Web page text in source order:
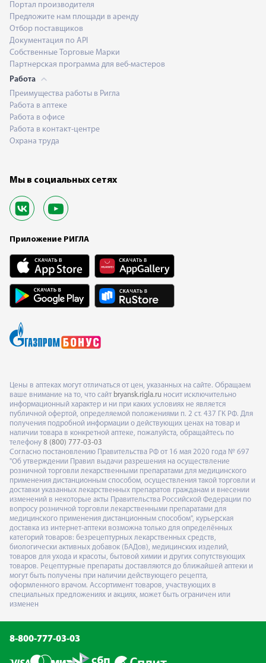
Портал производителя
Предложите нам площади в аренду
Отбор поставщиков
Документация по API
Собственные Торговые Марки
Партнерская программа для веб-мастеров
Работа
Преимущества работы в Ригла
Работа в аптеке
Работа в офисе
Работа в контакт-центре
Охрана труда
Мы в социальных сетях
Приложение РИГЛА
Цены в аптеках могут отличаться от цен, указанных на сайте. Обращаем
ваше внимание на то, что сайт bryansk.rigla.ru носит исключительно
информационный характер и ни при каких условиях не является
публичной офертой, определяемой положениями п. 2 ст. 437 ГК РФ. Для
получения подробной информации о действующих ценах на товар и
наличии товара в конкретной аптеке, пожалуйста, обращайтесь по
телефону 8 (800) 777-03-03
Согласно постановлению Правительства РФ от 16 мая 2020 года № 697
"Об утверждении Правил выдачи разрешения на осуществление
розничной торговли лекарственными препаратами для медицинского
применения дистанционным способом, осуществления такой торговли и
доставки указанных лекарственных препаратов гражданам и внесении
изменений в некоторые акты Правительства Российской Федерации по
вопросу розничной торговли лекарственными препаратами для
медицинского применения дистанционным способом", курьерская
доставка из интернет-аптеки возможна только для определённых
категорий товаров: безрецептурных лекарственных средств,
биологически активных добавок (БАДов), медицинских изделий,
товаров для ухода и красоты, бытовой химии и других сопутствующих
товаров. Рецептурные препараты доставляются до ближайшей аптеки и
могут быть получены при наличии действующего рецепта,
оформленного врачом. Ассортимент товаров, участвующих в
специальных предложениях и акциях, может быть ограничен или
изменен
8-800-777-03-03